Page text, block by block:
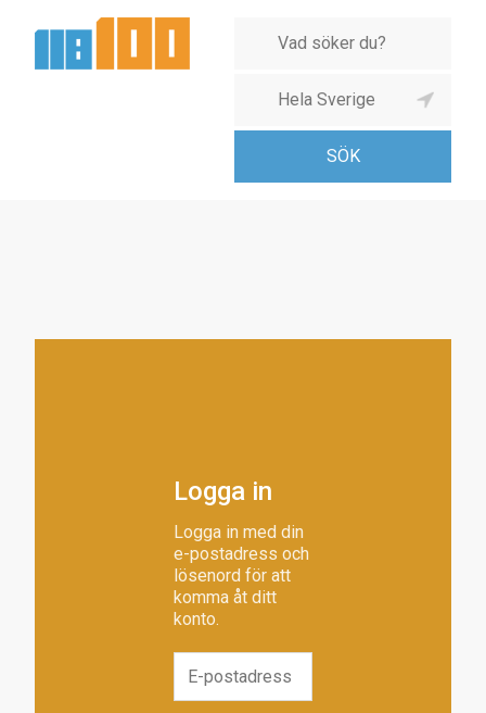
Logga in
Logga in med din
e-postadress och
lösenord för att
komma åt ditt
konto.